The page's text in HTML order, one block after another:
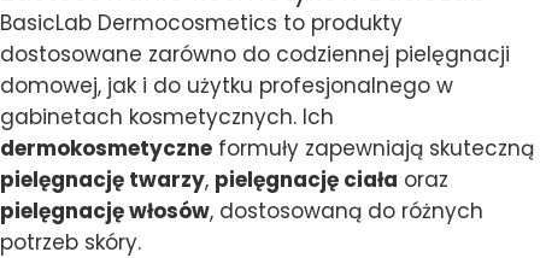
BasicLab Dermocosmetics to produkty
dostosowane zarówno do codziennej pielęgnacji
domowej, jak i do użytku profesjonalnego w
gabinetach kosmetycznych. Ich
dermokosmetyczne formuły zapewniają skuteczną
pielęgnację twarzy, pielęgnację ciała oraz
pielęgnację włosów, dostosowaną do różnych
potrzeb skóry.